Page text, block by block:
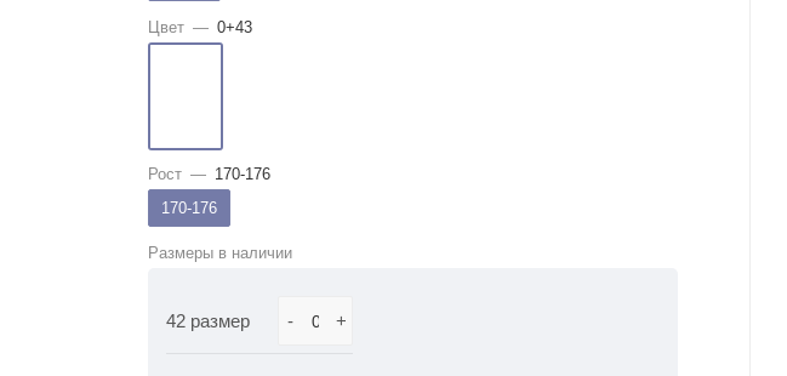
Цвет — 0+43
Рост — 170-176
170-176
Размеры в наличии
42 размер - +